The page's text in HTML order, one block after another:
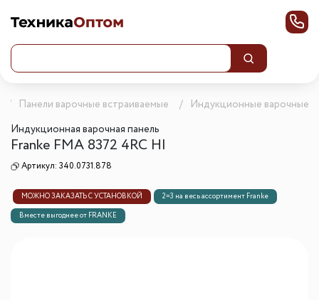
Панели варочные встраиваемые
Индукционные варочные
Индукционная варочная панель
Franke FMA 8372 4RC HI
Артикул: 340.0731.878
МОЖНО ЗАКАЗАТЬ С УСТАНОВКОЙ
2=3 на весь ассортимент Franke
Вместе выгоднее от FRANKE